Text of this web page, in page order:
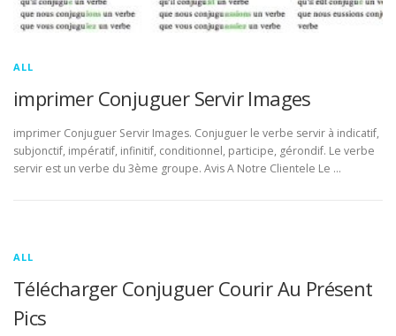
ALL
imprimer Conjuguer Servir Images
imprimer Conjuguer Servir Images. Conjuguer le verbe servir à indicatif,
subjonctif, impératif, infinitif, conditionnel, participe, gérondif. Le verbe
servir est un verbe du 3ème groupe. Avis A Notre Clientele Le …
ALL
Télécharger Conjuguer Courir Au Présent
Pics